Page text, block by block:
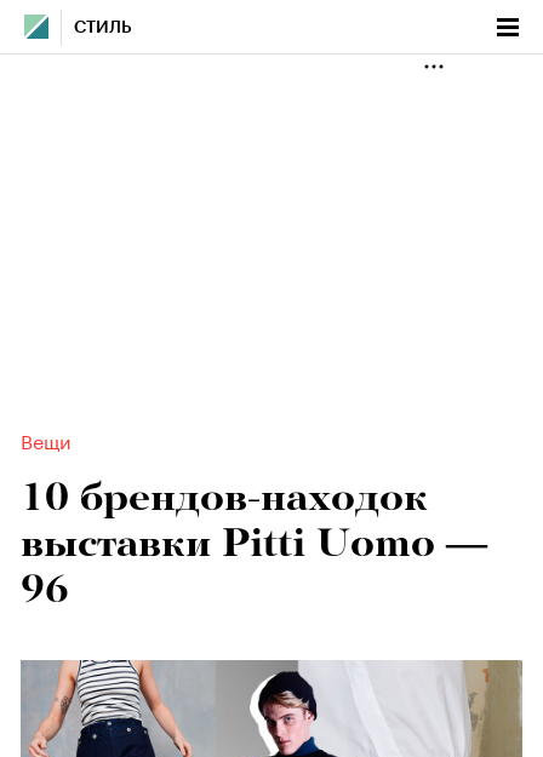
СТИЛЬ
Вещи
10 брендов-находок
выставки Pitti Uomo —
96